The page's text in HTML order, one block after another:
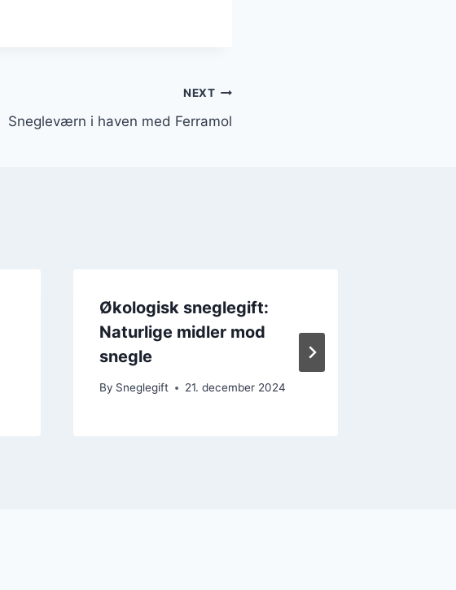
NEXT
Snegleværn i haven med Ferramol
Økologisk sneglegift:
Naturlige midler mod
snegle
By Sneglegift 21. december 2024